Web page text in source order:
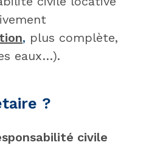
, plus complète,
eaux…).
?
civile